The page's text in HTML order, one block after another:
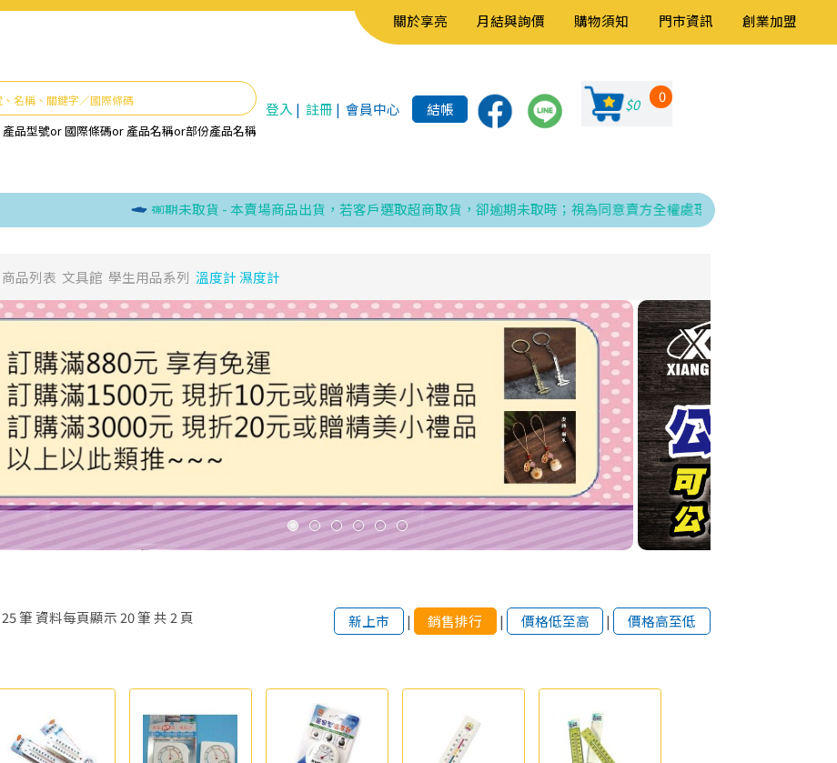
關於享亮 月結與詢價 購物須知 門市資訊 創業加盟
產品型號or國際條碼or 產品名稱or部份產品名稱
登入 | 註冊 | 會員中心 結帳 $0 0
逾期未取貨 - 本賣場商品出貨，若客戶選取超商取貨，卻逾期未取時；視為同意賣方全權處理發票、折讓與銷貨退回之相關
商品列表 文具館 學生用品系列 溫度計 濕度計
25筆 資料每頁顯示 20筆 共 2頁 新上市 | 銷售排行 | 價格低至高 | 價格高至低